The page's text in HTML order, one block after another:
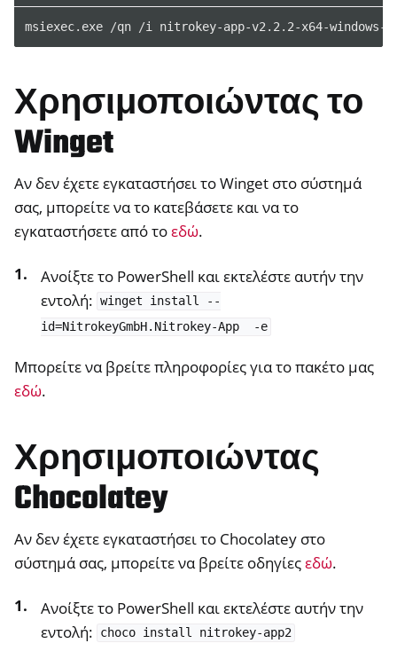
msiexec. exe /qn /i nitrokey-app-v2 . 2 . 2-x64-
Χρησιμοποιώντας το
Winget
Αν δεν έχετε εγκαταστήσει το Winget στο σύστημά
σας, μπορείτε να το κατεβάσετε και να το
εγκαταστήσετε από τοεδώ.
Ανοίξτε το PowerShell και εκτελέστε αυτήν την
εντολή: winget install
--
id=NitrokeyGmbH.Nitrokey-App
-e
Μπορείτε να βρείτε πληροφορίες για το πακέτο μας
εδώ.
Χρησιμοποιώντας
Chocolatey
Αν δεν έχετε εγκαταστήσει το Chocolatey στο
σύστημά σας, μπορείτε να βρείτε οδηγίεςεδώ.
Ανοίξτε το PowerShell και εκτελέστε αυτήν την
εντολή:
choco install nitrokey-app2